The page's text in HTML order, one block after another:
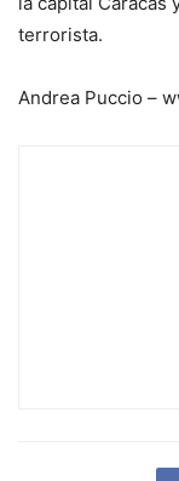
terrorista.
Andrea Puccio –